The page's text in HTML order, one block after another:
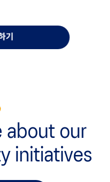
기
about our
initiatives